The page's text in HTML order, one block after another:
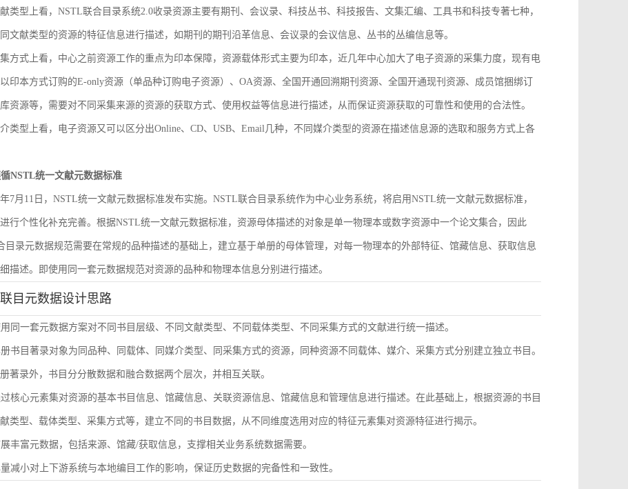
类型上看，NSTL联合目录系统2.0收录资源主要有期刊、会议录、科技丛书、科技报告、文集汇编、工具书和科技专著七种，
文献类型的资源的特征信息进行描述，如期刊的期刊沿革信息、会议录的会议信息、丛书的丛编信息等。
方式上看，中心之前资源工作的重点为印本保障，资源载体形式主要为印本，近几年中心加大了电子资源的采集力度，现有电
印本方式订购的E-only资源（单品种订购电子资源）、OA资源、全国开通回溯期刊资源、全国开通现刊资源、成员馆捆绑订
资源等，需要对不同采集来源的资源的获取方式、使用权益等信息进行描述，从而保证资源获取的可靠性和使用的合法性。
类型上看，电子资源又可以区分出Online、CD、USB、Email几种，不同媒介类型的资源在描述信息源的选取和服务方式上各
NSTL统一文献元数据标准
7月11日，NSTL统一文献元数据标准发布实施。NSTL联合目录系统作为中心业务系统，将启用NSTL统一文献元数据标准，
行个性化补充完善。根据NSTL统一文献元数据标准，资源母体描述的对象是单一物理本或数字资源中一个论文集合，因此
目录元数据规范需要在常规的品种描述的基础上，建立基于单册的母体管理，对每一物理本的外部特征、馆藏信息、获取信息
描述。即使用同一套元数据规范对资源的品种和物理本信息分别进行描述。
目元数据设计思路
同一套元数据方案对不同书目层级、不同文献类型、不同载体类型、不同采集方式的文献进行统一描述。
书目著录对象为同品种、同载体、同媒介类型、同采集方式的资源，同种资源不同载体、媒介、采集方式分别建立独立书目。
著录外，书目分分散数据和融合数据两个层次，并相互关联。
核心元素集对资源的基本书目信息、馆藏信息、关联资源信息、馆藏信息和管理信息进行描述。在此基础上，根据资源的书目
类型、载体类型、采集方式等，建立不同的书目数据，从不同维度选用对应的特征元素集对资源特征进行揭示。
丰富元数据，包括来源、馆藏/获取信息，支撑相关业务系统数据需要。
减小对上下游系统与本地编目工作的影响，保证历史数据的完备性和一致性。